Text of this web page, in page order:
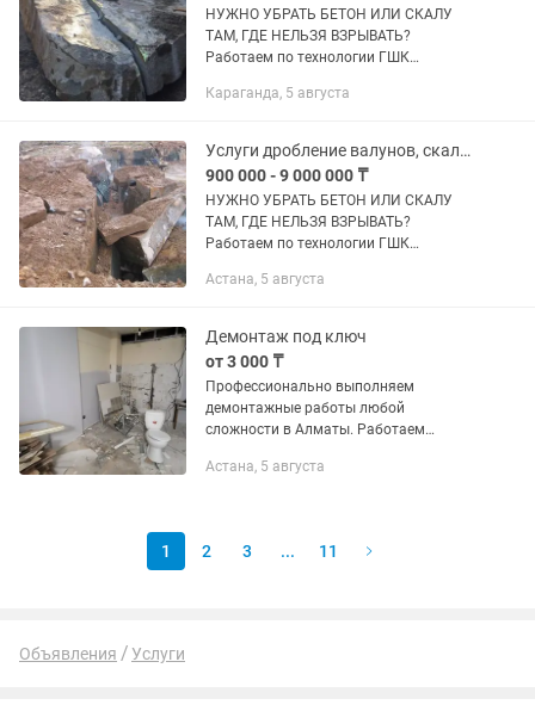
НУЖНО УБРАТЬ БЕТОН ИЛИ СКАЛУ
ТАМ, ГДЕ НЕЛЬЗЯ ВЗРЫВАТЬ?
Работаем по технологии ГШК
). Это идеальное решение для плотной
выбирают...
Караганда, 5 августа
Услуги дробление валунов, скальных пород, снос зданий без взрыва.
900 000 - 9 000 000 ₸
НУЖНО УБРАТЬ БЕТОН ИЛИ СКАЛУ
ТАМ, ГДЕ НЕЛЬЗЯ ВЗРЫВАТЬ?
Работаем по технологии ГШК
). Это идеальное решение для плотной
выбирают...
Астана, 5 августа
Демонтаж под ключ
от 3 000 ₸
Профессионально выполняем
демонтажные работы любой
сложности в Алматы. Работаем
техники безопасности.
Астана, 5 августа
1 2 3 ... 11
Объявления Услуги